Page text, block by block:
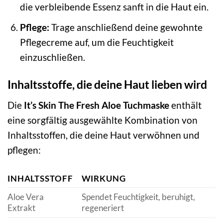
die verbleibende Essenz sanft in die Haut ein.
Pflege: Trage anschließend deine gewohnte
Pflegecreme auf, um die Feuchtigkeit
einzuschließen.
Inhaltsstoffe, die deine Haut lieben wird
Die It’s Skin The Fresh Aloe Tuchmaskeenthält
eine sorgfältig ausgewählte Kombination von
Inhaltsstoffen, die deine Haut verwöhnen und
pflegen:
INHALTSSTOFF
WIRKUNG
Aloe Vera
Extrakt
Spendet Feuchtigkeit, beruhigt,
regeneriert